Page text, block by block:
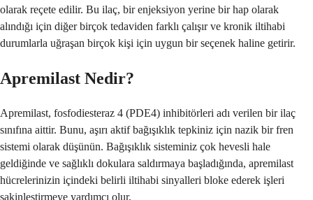
olarak reçete edilir. Bu ilaç, bir enjeksiyon yerine bir hap olarak
alındığı için diğer birçok tedaviden farklı çalışır ve kronik iltihabi
durumlarla uğraşan birçok kişi için uygun bir seçenek haline getirir.
Apremilast Nedir?
Apremilast, fosfodiesteraz 4 (PDE4) inhibitörleri adı verilen bir ilaç
sınıfına aittir. Bunu, aşırı aktif bağışıklık tepkiniz için nazik bir fren
sistemi olarak düşünün. Bağışıklık sisteminiz çok hevesli hale
geldiğinde ve sağlıklı dokulara saldırmaya başladığında, apremilast
hücrelerinizin içindeki belirli iltihabi sinyalleri bloke ederek işleri
sakinleştirmeye yardımcı olur.